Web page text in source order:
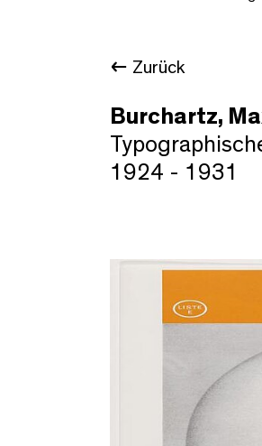
Zurück
Burchartz,
1924 - 1931